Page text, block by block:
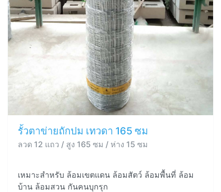
รั้วตาข่ายถักปม เทวดา 165 ซม
ลวด 12 แถว / สูง 165 ซม / ห่าง 15 ซม
เหมาะสำหรับ ล้อมเขตแดน ล้อมสัตว์ ล้อมพื้นที่ ล้อม
บ้าน ล้อมสวน กันคนบุกรุก